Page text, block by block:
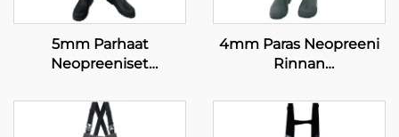
5mm Parhaat
Neopreeniset
Kalastusvillasukat
Kalastushousut
4mm Paras Neopreeni
Rinnan
kenkien kanssa